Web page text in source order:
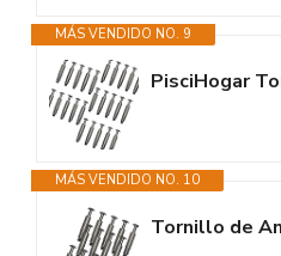
MÁS VENDIDO NO. 9
MÁS VENDIDO NO. 10